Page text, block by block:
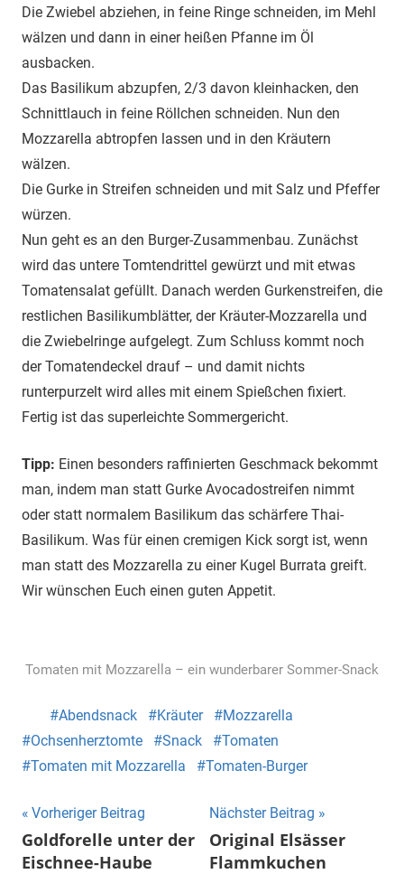
Die Zwiebel abziehen, in feine Ringe schneiden, im Mehl
wälzen und dann in einer heißen Pfanne im Öl
ausbacken.
Das Basilikum abzupfen, 2/3 davon kleinhacken, den
Schnittlauch in feine Röllchen schneiden. Nun den
Mozzarella abtropfen lassen und in den Kräutern
wälzen.
Die Gurke in Streifen schneiden und mit Salz und Pfeffer
würzen.
Nun geht es an den Burger-Zusammenbau. Zunächst
wird das untere Tomtendrittel gewürzt und mit etwas
Tomatensalat gefüllt. Danach werden Gurkenstreifen, die
restlichen Basilikumblätter, der Kräuter-Mozzarella und
die Zwiebelringe aufgelegt. Zum Schluss kommt noch
der Tomatendeckel drauf – und damit nichts
runterpurzelt wird alles mit einem Spießchen fixiert.
Fertig ist das superleichte Sommergericht.
Tipp: Einen besonders raffinierten Geschmack bekommt
man, indem man statt Gurke Avocadostreifen nimmt
oder statt normalem Basilikum das schärfere Thai-
Basilikum. Was für einen cremigen Kick sorgt ist, wenn
man statt des Mozzarella zu einer Kugel Burrata greift.
Wir wünschen Euch einen guten Appetit.
Tomaten mit Mozzarella – ein wunderbarer Sommer-Snack
Abendsnack Kräuter
Mozzarella
Ochsenherztomte
Snack
Tomaten
Tomaten mit Mozzarella
Tomaten-Burger
Beitragsnavigation
Vorheriger Beitrag
Goldforelle unter der
Eischnee-Haube
Nächster Beitrag
Original Elsässer
Flammkuchen